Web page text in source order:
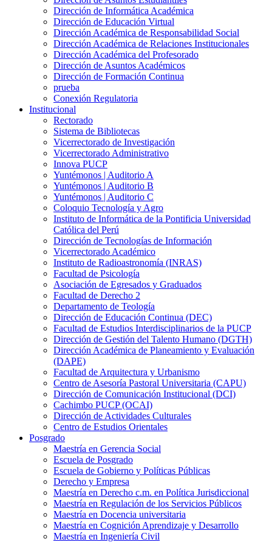
Dirección de Informática Académica
Dirección de Educación Virtual
Dirección Académica de Responsabilidad Social
Dirección Académica de Relaciones Institucionales
Dirección Académica del Profesorado
Dirección de Asuntos Académicos
Dirección de Formación Continua
prueba
Conexión Regulatoria
Institucional
Rectorado
Sistema de Bibliotecas
Vicerrectorado de Investigación
Vicerrectorado Administrativo
Innova PUCP
Yuntémonos | Auditorio A
Yuntémonos | Auditorio B
Yuntémonos | Auditorio C
Coloquio Tecnología y Agro
Instituto de Informática de la Pontificia Universidad
Católica del Perú
Dirección de Tecnologías de Información
Vicerrectorado Académico
Instituto de Radioastronomía (INRAS)
Facultad de Psicología
Asociación de Egresados y Graduados
Facultad de Derecho 2
Departamento de Teología
Dirección de Educación Continua (DEC)
Facultad de Estudios Interdisciplinarios de la PUCP
Dirección de Gestión del Talento Humano (DGTH)
Dirección Académica de Planeamiento y Evaluación
(DAPE)
Facultad de Arquitectura y Urbanismo
Centro de Asesoría Pastoral Universitaria (CAPU)
Dirección de Comunicación Institucional (DCI)
Cachimbo PUCP (OCAI)
Dirección de Actividades Culturales
Centro de Estudios Orientales
Posgrado
Maestría en Gerencia Social
Escuela de Posgrado
Escuela de Gobierno y Políticas Públicas
Derecho y Empresa
Maestría en Derecho c.m. en Política Jurisdiccional
Maestría en Regulación de los Servicios Públicos
Maestría en Docencia universitaria
Maestría en Cognición Aprendizaje y Desarrollo
Maestría en Ingeniería Civil